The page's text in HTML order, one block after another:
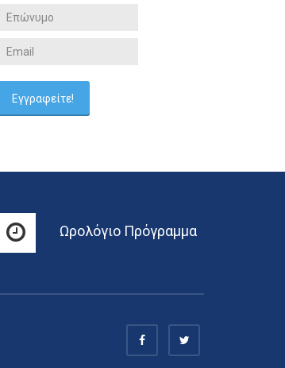
Ωρολόγιο Πρόγραμμα